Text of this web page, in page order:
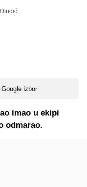
izbor
imao u ekipi
odmarao.